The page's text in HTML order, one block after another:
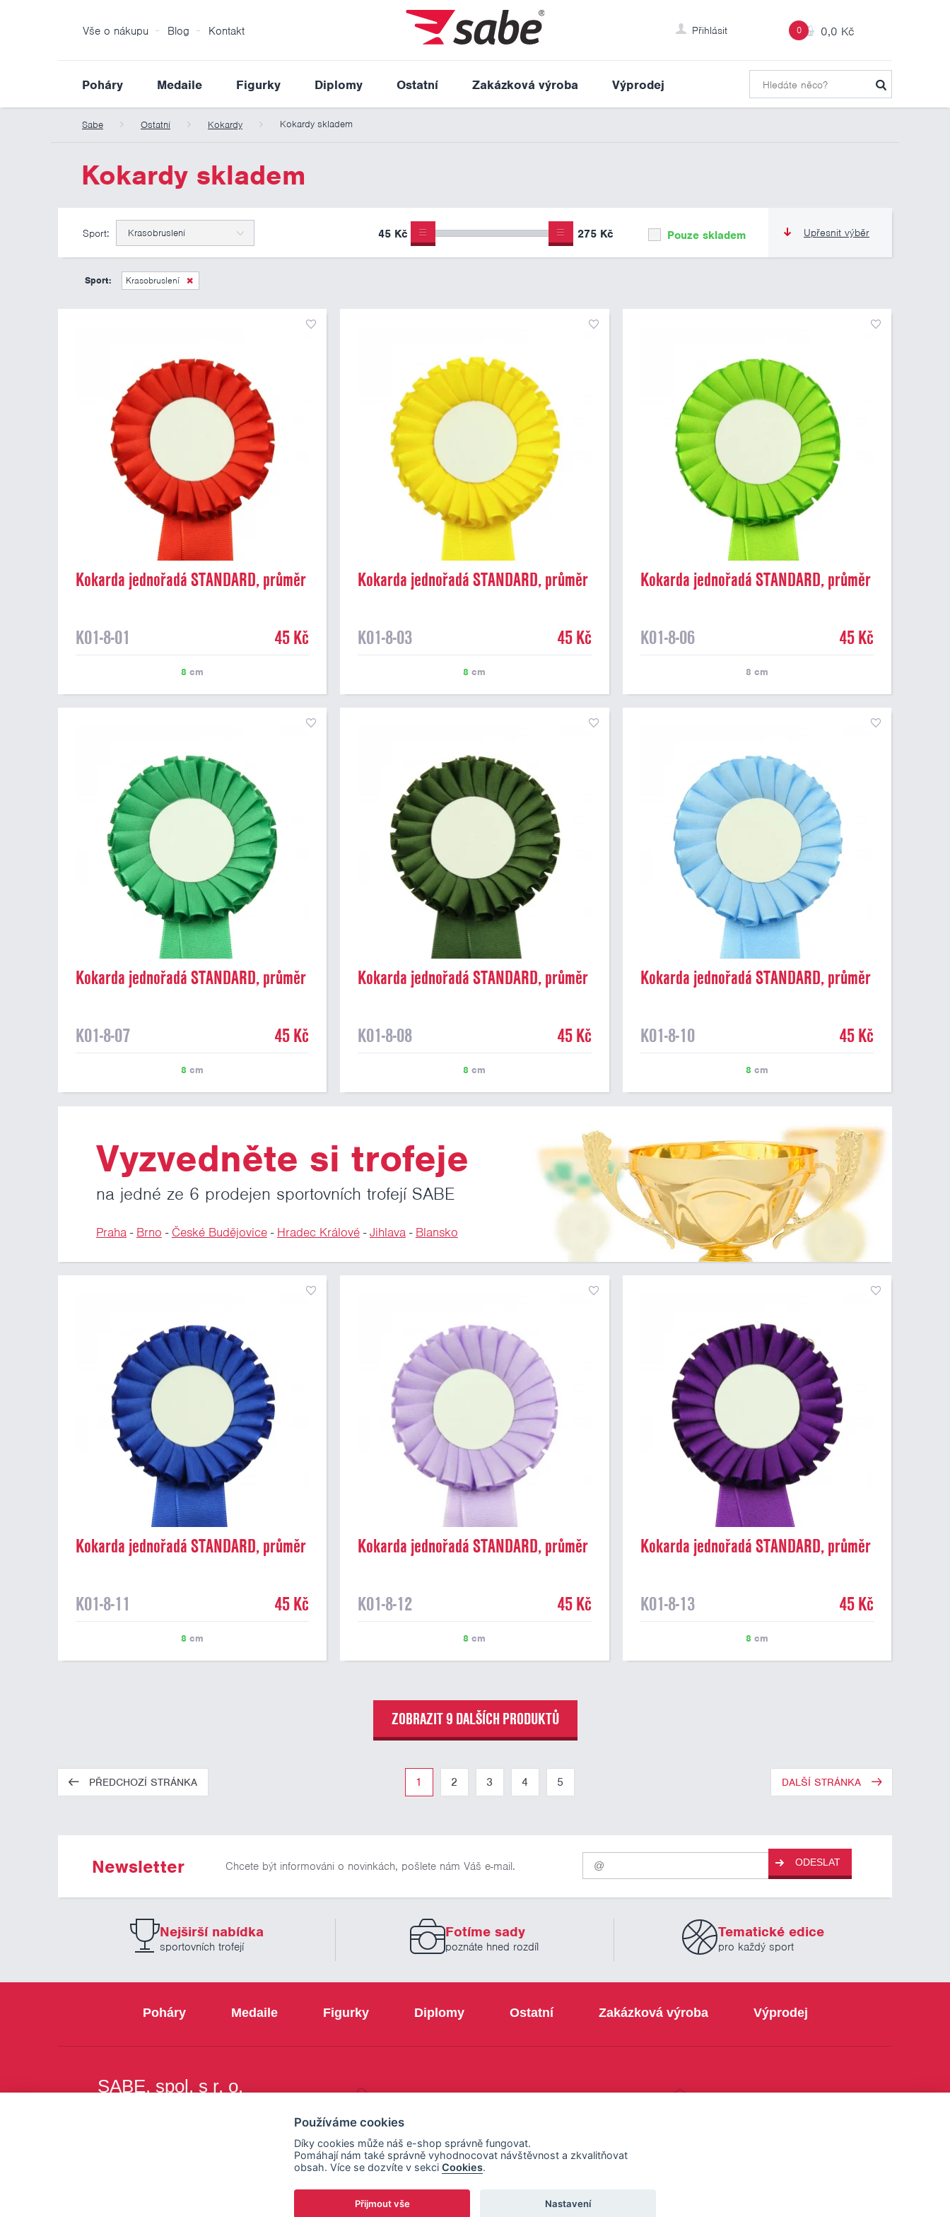
0 0,0 Kč
Přihlásit
Vše o nákupu Blog Kontakt
Poháry Medaile Figurky Diplomy Ostatní Zakázková výroba Výprodej
Sabe Ostatní Kokardy Kokardy skladem
Kokardy skladem
Upřesnit výběr
Sport: Krasobruslení Pouze skladem
45 Kč 275 Kč
Sport: Krasobruslení
Kokarda jednořadá STANDARD, průměr
K01-8-01
45 Kč
8 cm
Kokarda jednořadá STANDARD, průměr
K01-8-03
45 Kč
8 cm
Kokarda jednořadá STANDARD, průměr
K01-8-06
45 Kč
8 cm
Kokarda jednořadá STANDARD, průměr
K01-8-07
45 Kč
8 cm
Kokarda jednořadá STANDARD, průměr
K01-8-08
45 Kč
8 cm
Kokarda jednořadá STANDARD, průměr
K01-8-10
45 Kč
8 cm
Vyzvedněte si trofeje
na jedné ze 6 prodejen sportovních trofejí SABE
Praha- Brno - České Budějovice- Hradec Králové-Jihlava- Blansko
Kokarda jednořadá STANDARD, průměr
K01-8-11
45 Kč
8 cm
Kokarda jednořadá STANDARD, průměr
K01-8-12
45 Kč
8 cm
Kokarda jednořadá STANDARD, průměr
K01-8-13
45 Kč
8 cm
ZOBRAZIT 9 DALŠÍCH PRODUKTŮ
PŘEDCHOZÍ STRÁNKA 1 2 3 4 5 DALŠÍ STRÁNKA
Newsletter Chcete být informováni o novinkách, pošlete nám Váš e-mail.
Pro
odběr
našich
novinek
ODESLAT
Nejširší nabídka
sportovních trofejí
Fotíme sady
poznáte hned rozdíl
Tematické edice
pro každý sport
Poháry Medaile Figurky Diplomy Ostatní Zakázková výroba Výprodej
SABE, spol. s r. o.
nastavení cookies
Používáme cookies
Díky cookies může náš e-shop správně fungovat.
Pomáhají nám také správně vyhodnocovat návštěvnost a zkvalitňovat
obsah. Více se dozvíte v sekci Cookies.
Přijmout vše Nastavení